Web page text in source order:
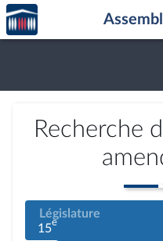
Aller au contenu
Aller en bas de la page
Accèder
à la
page
Recherche
Législature
15e